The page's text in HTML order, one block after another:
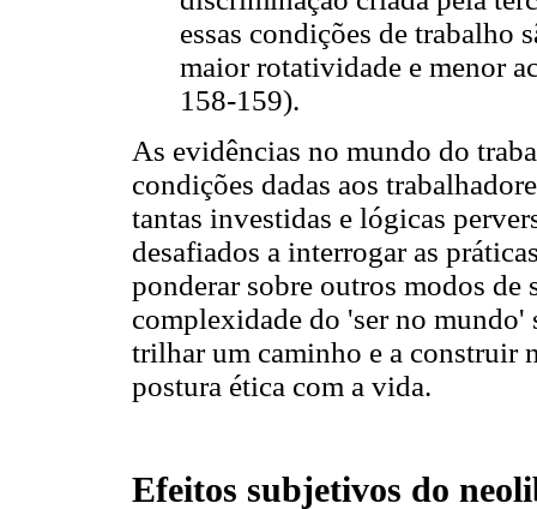
essas condições de trabalho
maior rotatividade e menor
158-159).
As evidências no mundo do
condições dadas aos
tantas investidas e lógicas
desafiados a interrogar as
ponderar sobre outros modos de
complexidade do 'ser no mundo'
trilhar um caminho e a construir
postura ética com a vida.
Efeitos subjetivos do